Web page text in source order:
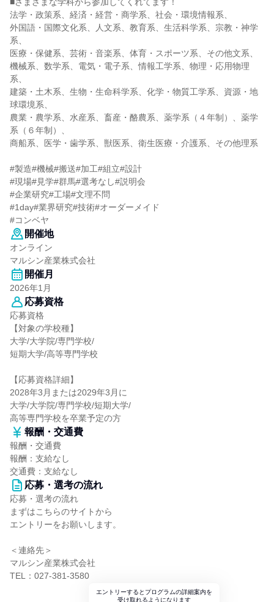
法学・政策系、経済・経営・商学系、社会・環境情報系、
外国語・国際文化系、人文系、教育系、生活科学系、宗教・神学
系、
医療・保健系、芸術・音楽系、体育・スポーツ系、その他文系、
機械系、数学系、電気・電子系、情報工学系、物理・応用物理
系、
建築・土木系、生物・生命科学系、化学・物質工学系、資源・地
球環境系、
農業・農学系、水産系、畜産・酪農系、薬学系（４年制）、薬学
系（６年制）、
商船系、医学・歯学系、獣医系、衛生医療・介護系、その他理系
#製造#機械#搬送#加工#組立#設計
#現場#見学#群馬#選考なし#説明会
#企業研究#工場#文理不問
#1day#業界研究#技術#オーダーメイド
#コンベヤ
開催地
オンライン
マルシン産業株式会社
開催月
2026年1月
応募資格
応募資格
【対象の学校種】
大学/大学院/専門学校/
短期大学/高等専門学校
【応募資格詳細】
2028年3月または2029年3月に
大学/大学院/専門学校/短期大学/
高等専門学校を卒業予定の方
報酬・交通費
報酬・交通費
報酬：支給なし
交通費：支給なし
応募・選考の流れ
応募・選考の流れ
まずはこちらのサイトから
エントリーをお願いします。
＜連絡先＞
マルシン産業株式会社
TEL：027-381-3580
エントリーするとプログラムの詳細案内を
受け取れるようになります